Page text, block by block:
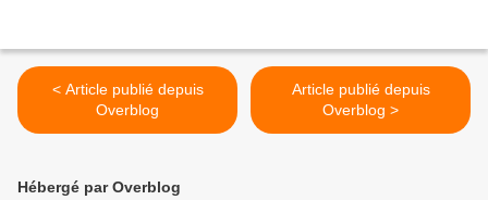
< Article publié depuis
Overblog
Article publié depuis
Overblog >
Hébergé par Overblog